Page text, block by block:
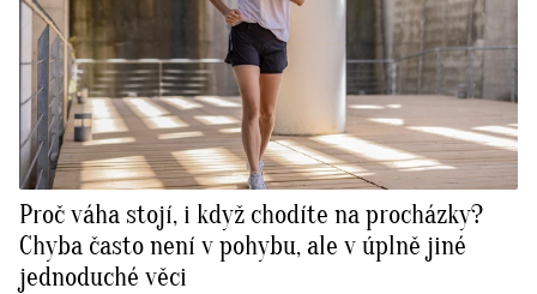
Proč váha stojí, i když chodíte na procházky?
Chyba často není v pohybu, ale v úplně jiné
jednoduché věci